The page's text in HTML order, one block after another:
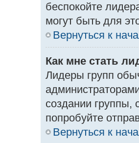
беспокойте
могут быть для
Вернуться к
Как мне стать
Лидеры групп
создании группы,
попробуйте
Вернуться к